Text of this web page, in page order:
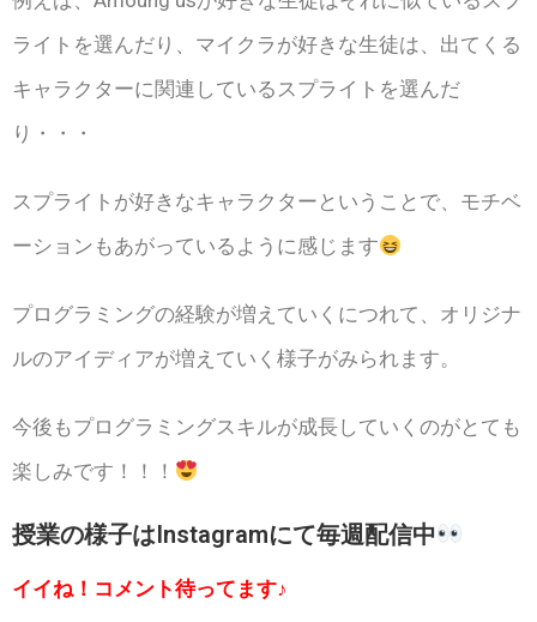
ライトを選んだり、マイクラが好きな生徒は、出てくる
キャラクターに関連しているスプライトを選んだ
り・・・
スプライトが好きなキャラクターということで、モチベ
ーションもあがっているように感じます
プログラミングの経験が増えていくにつれて、オリジナ
ルのアイディアが増えていく様子がみられます。
今後もプログラミングスキルが成長していくのがとても
楽しみです！！！
授業の様子はInstagramにて毎週配信中
イイね！コメント待ってます♪